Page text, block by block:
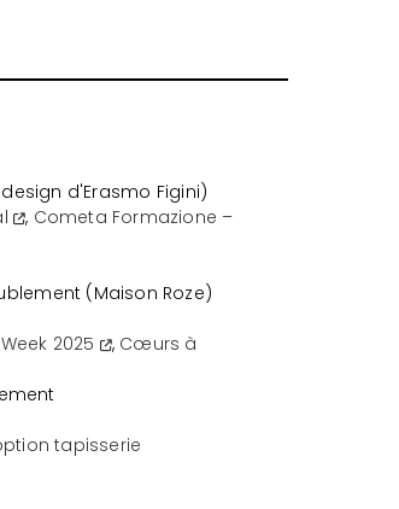
d'Erasmo Figini)
, Cometa Formazione –
(Maison Roze)
2025 , Cœurs à
tapisserie